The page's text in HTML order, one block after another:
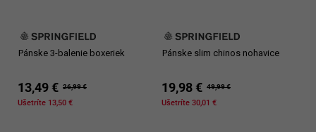
Pánske 3-balenie boxeriek
13,49 € 26,99 €
Ušetríte 13,50 €
Pánske slim chinos nohavice
19,98 € 49,99 €
Ušetríte 30,01 €